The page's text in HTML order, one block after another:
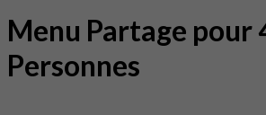
Menu Partage pour
Personnes